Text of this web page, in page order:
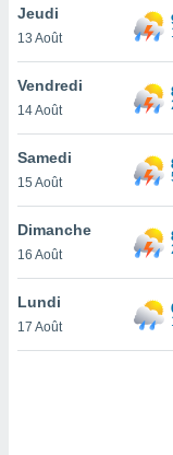
votre
à
en
le
de
web.
Jeudi
13 Août
Vendredi
14 Août
Samedi
15 Août
Dimanche
16 Août
Lundi
17 Août